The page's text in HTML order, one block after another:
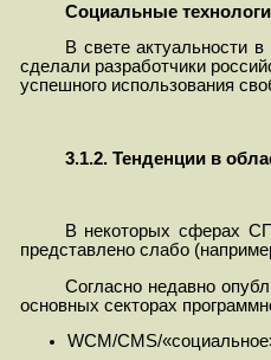
Социальные
В свете актуальности
сделали разработчики
успешного использования
3.1.2. Тенденции в
В некоторых сферах
представлено слабо
Согласно недавно
основных секторах
WCM/CMS/